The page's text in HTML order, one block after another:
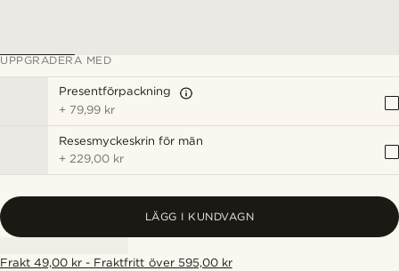
UPPGRADERA MED
Presentförpackning
+ 79,99 kr
Resesmyckeskrin för män
+ 229,00 kr
LÄGG I KUNDVAGN
Frakt 49,00 kr - Fraktfritt över 595,00 kr